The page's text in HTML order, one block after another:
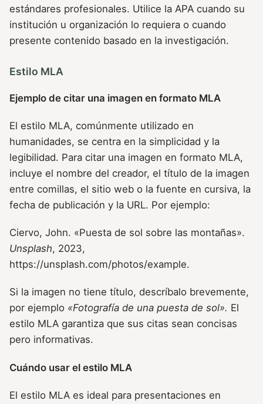
estándares profesionales. Utilice la APA cuando su
institución u organización lo requiera o cuando
presente contenido basado en la investigación.
Estilo MLA
Ejemplo de citar una imagen en formato MLA
El estilo MLA, comúnmente utilizado en
humanidades, se centra en la simplicidad y la
legibilidad. Para citar una imagen en formato MLA,
incluye el nombre del creador, el título de la imagen
entre comillas, el sitio web o la fuente en cursiva, la
fecha de publicación y la URL. Por ejemplo:
Ciervo, John. «Puesta de sol sobre las montañas».
Unsplash, 2023,
https://unsplash.com/photos/example.
Si la imagen no tiene título, descríbalo brevemente,
por ejemplo «Fotografía de una puesta de sol». El
estilo MLA garantiza que sus citas sean concisas
pero informativas.
Cuándo usar el estilo MLA
El estilo MLA es ideal para presentaciones en